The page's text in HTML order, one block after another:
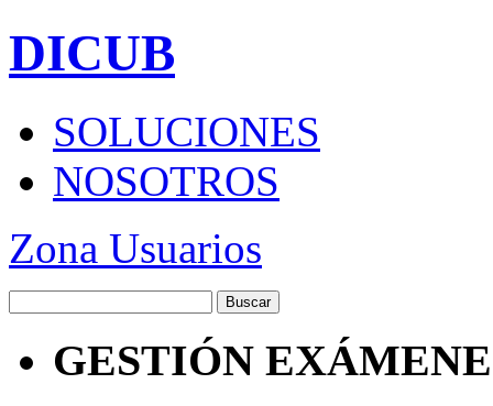
DICUB
SOLUCIONES
NOSOTROS
Zona Usuarios
GESTIÓN